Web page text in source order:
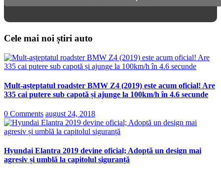
Cele mai noi știri auto
Mult-așteptatul roadster BMW Z4 (2019) este acum oficial! Are
335 cai putere sub capotă și ajunge la 100km/h în 4.6 secunde
0 Comments august 24, 2018
Hyundai Elantra 2019 devine oficial; Adoptă un design mai
agresiv și umblă la capitolul siguranță